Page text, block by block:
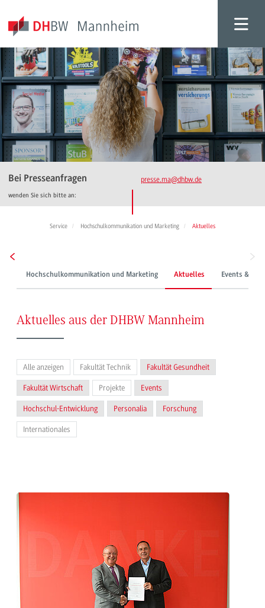
Bei Presseanfragen
wenden Sie sich bitte an:
presse.ma@dhbw.de
Service Hochschulkommunikation und Marketing Aktuelles
Hochschulkommunikation und Marketing Aktuelles Events &
Aktuelles aus der DHBW Mannheim
Alle anzeigen Fakultät Technik Fakultät Gesundheit
Fakultät Wirtschaft Projekte Events
Hochschul-Entwicklung Personalia Forschung
Internationales